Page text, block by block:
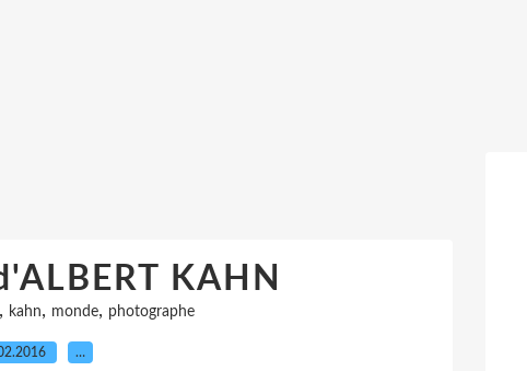
KAHN
, kahn, monde, photographe
…